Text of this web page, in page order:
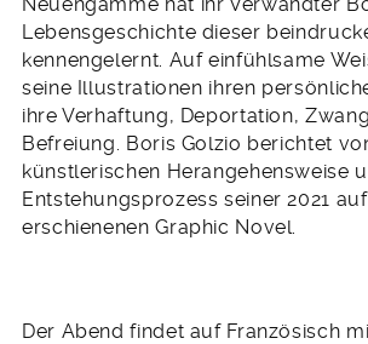
Lebensgeschichte dieser
kennengelernt. Auf einfühlsame
seine Illustrationen ihren
ihre Verhaftung, Deportation,
Befreiung. Boris Golzio berichtet
künstlerischen Herangehensweise
Entstehungsprozess seiner 2021
erschienenen Graphic Novel.
Der Abend findet auf Französisch